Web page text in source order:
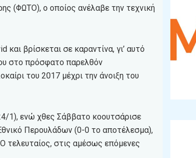
(ΦΩΤΟ), ο οποίος ανέλαβε την τεχνική
βρίσκεται σε καραντίνα, γι’ αυτό
στο πρόσφατο παρελθόν
του 2017 μέχρι την άνοιξη του
1), ενώ χθες Σάββατο κοουτσάρισε
Περουλάδων (0-0 το αποτέλεσμα),
τελευταίος, στις αμέσως επόμενες